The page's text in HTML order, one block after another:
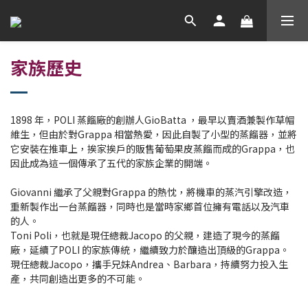
家族歷史
1898 年，POLI 蒸餾廠的創辦人GioBatta ，最早以賣酒兼製作草帽
維生，但由於對Grappa 相當熱愛，因此自製了小型的蒸餾器，並將
它安裝在推車上，挨家挨戶的販售葡萄果皮蒸餾而成的Grappa，也
因此成為這一個傳承了五代的家族企業的開端。
Giovanni 繼承了父親對Grappa 的熱忱，將機車的蒸汽引擎改造，
重新製作出一台蒸餾器，同時也是當時家鄉首位擁有電話以及汽車
的人。
Toni Poli，也就是現任總裁Jacopo 的父親，建造了現今的蒸餾
廠，延續了POLI 的家族傳統，繼續致力於釀造出頂級的Grappa。
現任總裁Jacopo，攜手兄妹Andrea、Barbara，持續努力投入生
產，共同創造出更多的不可能。